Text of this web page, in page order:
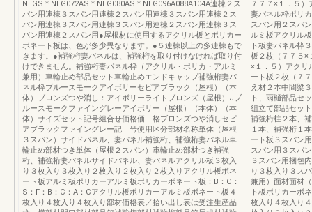
NEGS＊NEG072AS＊NEG080AS＊NEG096A088A104A連棟２ス
パン用連棟３スパン用連棟２スパン用連棟３スパン用連棟２ス
パン用連棟３スパン用連棟３スパン用連棟２スパン用連棟３ス
パン用連棟２スパン用●屋根材に使用するアクリル板とポリカー
ボネート板は、色が多少異なります。●５連棟以上の多連棟もで
きます。●補強桁妻パネルは、補強桁を取り付けなければ取り付
けできません。補強桁妻パネル枠（アクリル・ポリカ・アルミ
兼用）車輪止め部品セット車輪止めエンドキャップ補強桁妻パ
ネル枠ブルースモークアイボリーセピアブラック（屋根）（本
体）ブロンズつや消し：アイボリーライトブロンズ（屋根）Jブ
ルースモークファイングレーアイボリー（屋根）（本体）（本
体）サイズセット記号組合せ価格価 格ブロンズつや消しセピ
アブラックファイングレー記 号使用区分部材名称単体（屋根
３スパン）サイドパネル、妻パネル補強桁、補強桁妻パネル車
輪止め部材つき単体（屋根２スパン）車輪止め部材つき補強
桁、補強桁妻パネルサイドパネル、妻パネルアクリル板３枚入
り３枚入り３枚入り２枚入り２枚入り２枚入りアクリル板ボネ
ート板アルミ板ポリカーアルミ板ポリカーボネート板：B：C：
S：F：B：C：A：Cアクリル板ポリカーアルミ板ボネート板４
枚入り４枚入り４枚入り部材価格表／拾い出し表は受注生産品
７７７×１．５
妻パネル枠ポリ
スパン用２スパ
ルミ板アクリル
ト板妻パネル枠
板２枚（７７５×
×１．５）アクリ
ート板２枚（７
え材２本中間梁
ト、雨樋部品セ
組立て部品セッ
補強桁柱２本、
１本、補強桁１
ート板３スパン
スパン用３スパ
３スパン用梱包
り３枚入り３ス
兼用）面材面材
ト板ポリカーボ
枚入り４枚入り